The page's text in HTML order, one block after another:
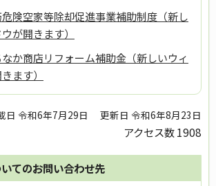
険空家等除却促進事業補助制度（新し
が開きます）
か商店リフォーム補助金（新しいウィ
ます）
日 令和6年7月29日 更新日 令和6年8月23日
アクセス数1908
てのお問い合わせ先